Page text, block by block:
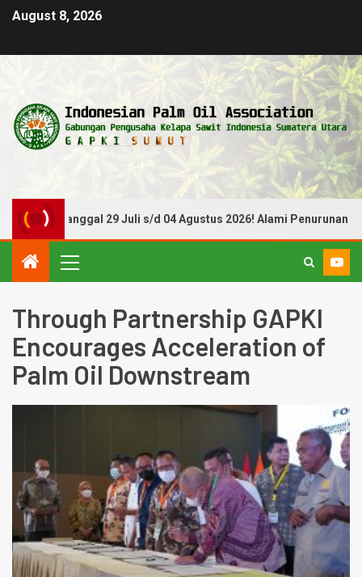
August 8, 2026
Tanggal 29 Juli s/d 04 Agustus 2026! Alami Penurunan
Through Partnership GAPKI
Encourages Acceleration of
Palm Oil Downstream